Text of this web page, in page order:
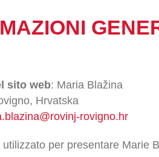
sito web: Maria Blažina
Hrvatska
rovigno.hr
per presentare Marie